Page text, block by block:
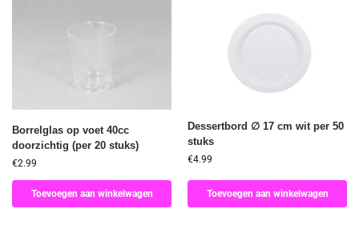
Borrelglas op voet 40cc
doorzichtig (per 20 stuks)
€2.99
Toevoegen aan winkelwagen
Dessertbord ∅ 17 cm wit per 50
stuks
€4.99
Toevoegen aan winkelwagen